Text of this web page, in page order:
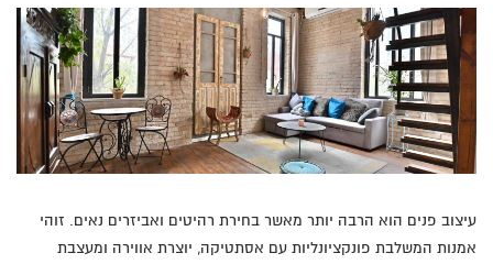
עיצוב פנים הוא הרבה יותר מאשר בחירת רהיטים ואביזרים נאים. זוהי
אמנות המשלבת פונקציונליות עם אסתטיקה, יוצרת אווירה ומעצבת